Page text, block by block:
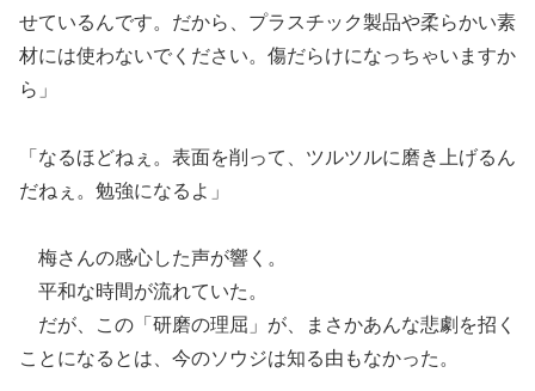
せているんです。だから、プラスチック製品や柔らかい素
材には使わないでください。傷だらけになっちゃいますか
ら」
「なるほどねぇ。表面を削って、ツルツルに磨き上げるん
だねぇ。勉強になるよ」
梅さんの感心した声が響く。
平和な時間が流れていた。
だが、この「研磨の理屈」が、まさかあんな悲劇を招く
ことになるとは、今のソウジは知る由もなかった。